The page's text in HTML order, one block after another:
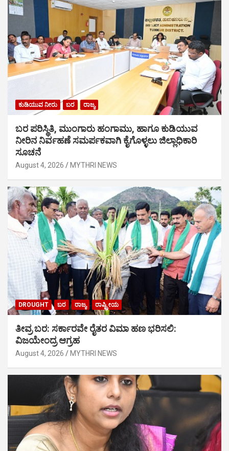
ಕುಡಿಯುವ ನೀರು ಬರ ರಾಜ್ಯ
ಬರ ಪರಿಸ್ಥಿತಿ, ಮುಂಗಾರು ಹಂಗಾಮು, ಹಾಗೂ ಕುಡಿಯುವ
ನೀರಿನ ನಿರ್ವಹಣೆ ಸಮರ್ಪಕವಾಗಿ ಕೈಗೊಳ್ಳಲು ಜಿಲ್ಲಾಧಿಕಾರಿ
ಸೂಚನೆ
August 4, 2026 MYTHRI NEWS
DROUGHT ಬರ ರಾಜ್ಯ ರಾಷ್ಟ್ರೀಯ
ತೀವ್ರ ಬರ: ಸರ್ಕಾರವೇ ರೈತರ ವಿಮಾ ಹಣ ಭರಿಸಲಿ:
ವಿಜಯೇಂದ್ರ ಆಗ್ರಹ
August 4, 2026 MYTHRI NEWS